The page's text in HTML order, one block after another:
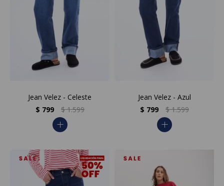
Jean Velez - Celeste
$ 799 $ 1.599
add
Jean Velez - Azul
$ 799 $ 1.599
add